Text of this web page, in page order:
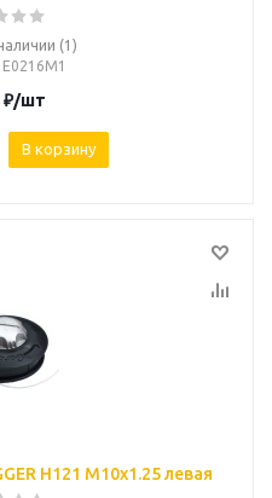
(1)
Е0216М1
₽/шт
В корзину
H121 М10х1.25 левая